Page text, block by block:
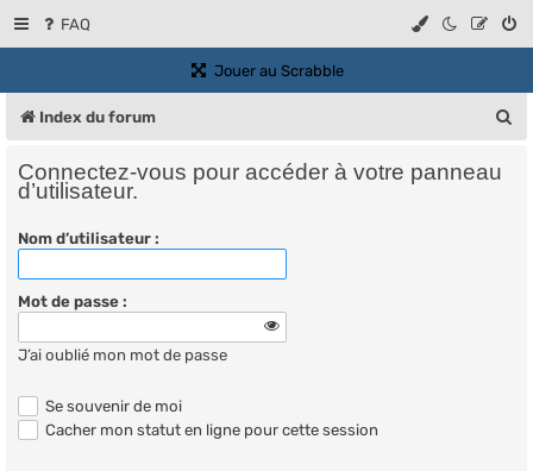
FAQ
Jouer au Scrabble(Ouvre un nouvel onglet)
Index du forum
Connectez-vous pour accéder à votre panneau
d’utilisateur.
Nom d’utilisateur :
Mot de passe :
J’ai oublié mon mot de passe
Se souvenir de moi
Cacher mon statut en ligne pour cette session